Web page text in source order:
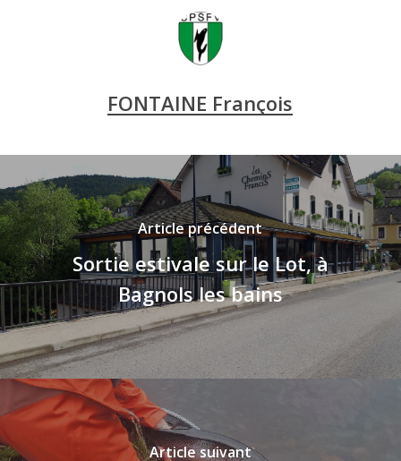
FONTAINE François
Article précédent
Sortie estivale sur le Lot, à
Bagnols les bains
Article suivant